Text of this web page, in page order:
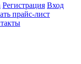
Регистрация Вход
прайс-лист